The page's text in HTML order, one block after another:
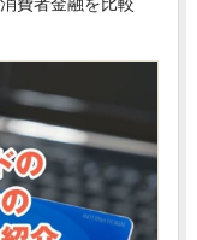
費者金融を比較